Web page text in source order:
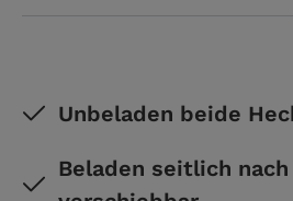
Unbeladen beide
Beladen seitlich